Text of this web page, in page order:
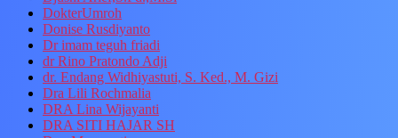
DokterUmroh
Donise Rusdiyanto
Dr imam teguh friadi
dr Rino Pratondo Adji
dr. Endang Widhiyastuti, S. Ked., M. Gizi
Dra Lili Rochmalia
DRA Lina Wijayanti
DRA SITI HAJAR SH